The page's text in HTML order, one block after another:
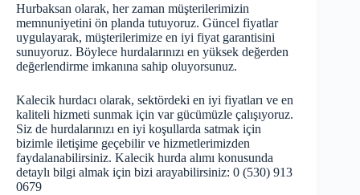
Hurbaksan olarak, her zaman müşterilerimizin
memnuniyetini ön planda tutuyoruz. Güncel fiyatlar
uygulayarak, müşterilerimize en iyi fiyat garantisini
sunuyoruz. Böylece hurdalarınızı en yüksek değerden
değerlendirme imkanına sahip oluyorsunuz.
Kalecik hurdacı olarak, sektördeki en iyi fiyatları ve en
kaliteli hizmeti sunmak için var gücümüzle çalışıyoruz.
Siz de hurdalarınızı en iyi koşullarda satmak için
bizimle iletişime geçebilir ve hizmetlerimizden
faydalanabilirsiniz. Kalecik hurda alımı konusunda
detaylı bilgi almak için bizi arayabilirsiniz: 0 (530) 913
0679